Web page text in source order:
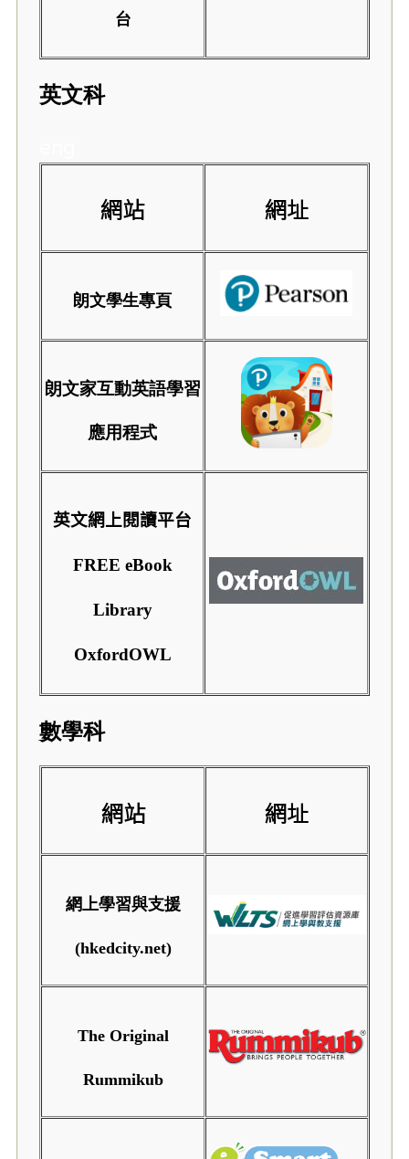
台
英文科
網站 網址
朗文學生專頁
朗文家互動英語學習
應用程式
英文網上閱讀平台
FREE eBook
Library
OxfordOWL
數學科
網站 網址
網上學習與支援
(hkedcity.net)
The Original
Rummikub